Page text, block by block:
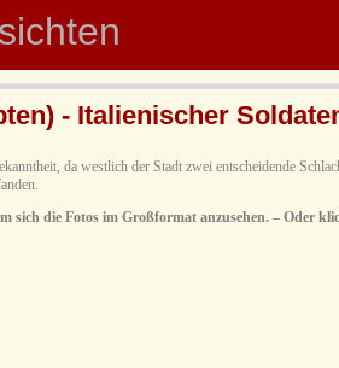
- Italienischer
da westlich der Stadt zwei entscheidende
sich die Fotos im Großformat anzusehen. – Oder